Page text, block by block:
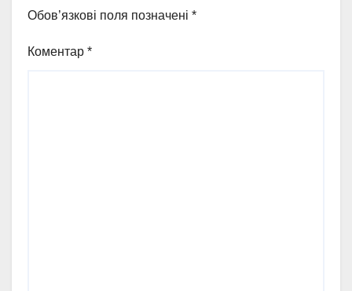
Обов’язкові поля позначені *
Коментар *